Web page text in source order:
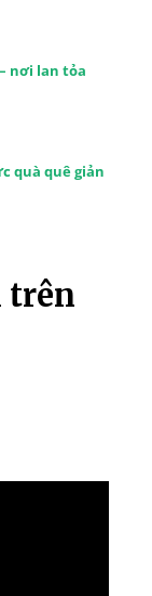
nơi lan tỏa
quà quê giản
trên